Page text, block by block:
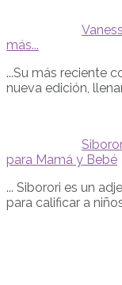
más...
...Su más reciente
nueva edición,
para Mamá y Bebé
... Siborori es un
para calificar a